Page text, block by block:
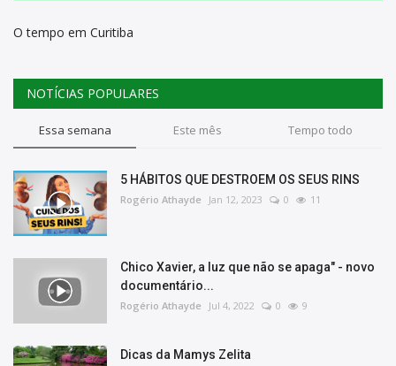
O tempo em Curitiba
NOTÍCIAS POPULARES
Essa semana Este mês Tempo todo
5 HÁBITOS QUE DESTROEM OS SEUS RINS
Rogério Athayde Jan 12, 2023 0 11
Chico Xavier, a luz que não se apaga" - novo
documentário...
Rogério Athayde Jul 4, 2022 0 9
Dicas da Mamys Zelita